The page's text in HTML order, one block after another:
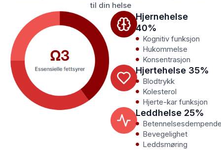
til din helse
Hjernehelse
40%
Kognitiv funksjon
Hukommelse
Konsentrasjon
Hjertehelse 35%
Blodtrykk
Kolesterol
Hjerte-kar funksjon
Leddhelse 25%
Bevegelighet
Leddsmøring